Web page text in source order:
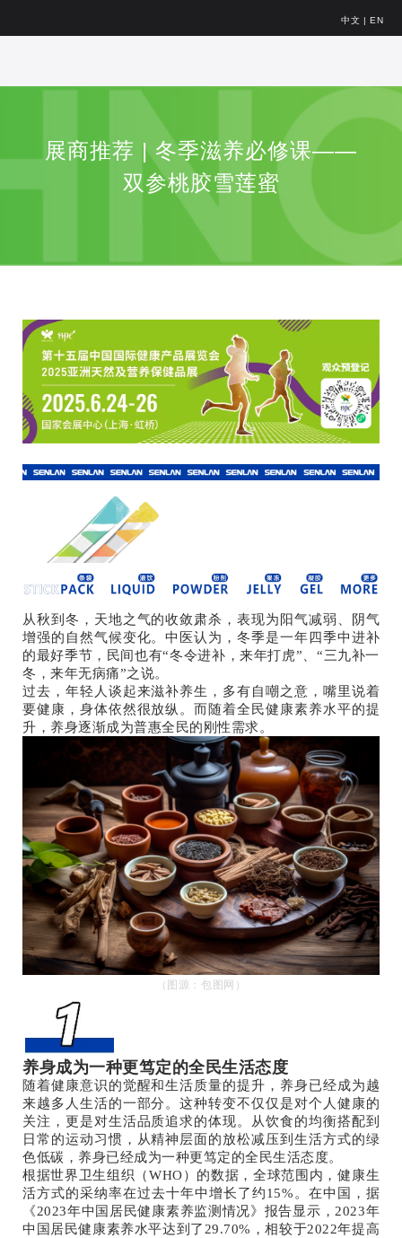
中文 | EN
展商推荐 | 冬季滋养必修课——
双参桃胶雪莲蜜
从秋到冬，天地之气的收敛肃杀，表现为阳气减弱、阴气
增强的自然气候变化。中医认为，冬季是一年四季中进补
的最好季节，民间也有“冬令进补，来年打虎”、“三九补一
冬，来年无病痛”之说。
过去，年轻人谈起来滋补养生，多有自嘲之意，嘴里说着
要健康，身体依然很放纵。而随着全民健康素养水平的提
升，养身逐渐成为普惠全民的刚性需求。
（图源： 包图网）
养身成为一种更笃定的全民生活态度
随着健康意识的觉醒和生活质量的提升，养身已经成为越
来越多人生活的一部分。这种转变不仅仅是对个人健康的
关注，更是对生活品质追求的体现。从饮食的均衡搭配到
日常的运动习惯，从精神层面的放松减压到生活方式的绿
色低碳，养身已经成为一种更笃定的全民生活态度。
根据世界卫生组织（WHO）的数据，全球范围内，健康生
活方式的采纳率在过去十年中增长了约15%。在中国，据
《2023年中国居民健康素养监测情况》报告显示，2023年
中国居民健康素养水平达到了29.70%，相较于2022年提高